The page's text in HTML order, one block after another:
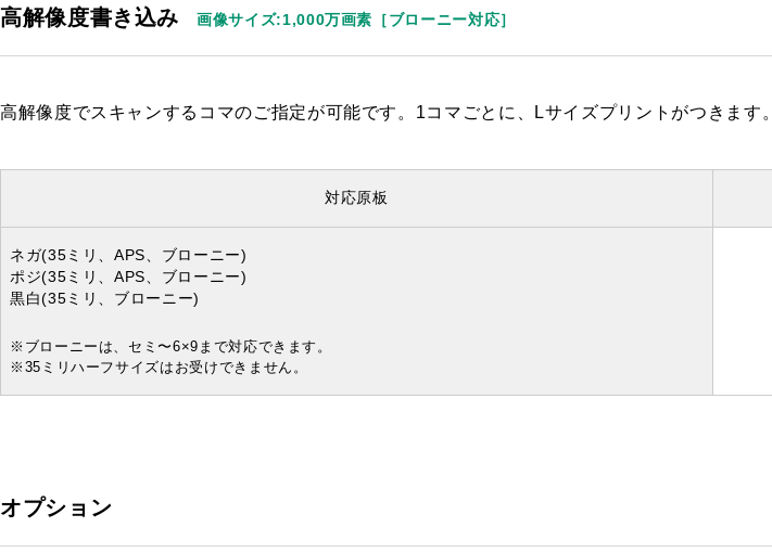
高解像度書き込み 画像サイズ:1,000万画素［ブローニー対応］
高解像度でスキャンするコマのご指定が可能です。1コマごとに、Lサイズプリントがつきます。
対応原板
ネガ(35ミリ、APS、ブローニー)
ポジ(35ミリ、APS、ブローニー)
黒白(35ミリ、ブローニー)
※ブローニーは、セミ〜6×9まで対応できます。
※35ミリハーフサイズはお受けできません。
オプション